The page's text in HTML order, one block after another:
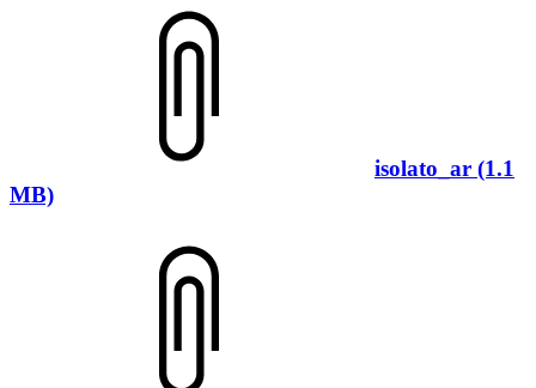
isolato_ar (1.1
MB)